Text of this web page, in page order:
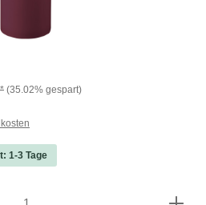
(35.02% gespart)
1-3 Tage
gewünschten Wert ein